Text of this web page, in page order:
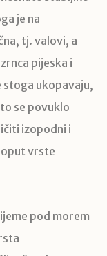
je na
tj. valovi, a
pijeska i
stoga ukopavaju,
se povuklo
izopodni i
vrste
pod morem